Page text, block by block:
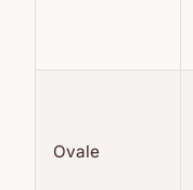
Ovale